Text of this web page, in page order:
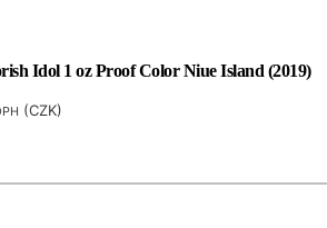
Idol 1 oz Proof Color Niue Island (2019)
(CZK)